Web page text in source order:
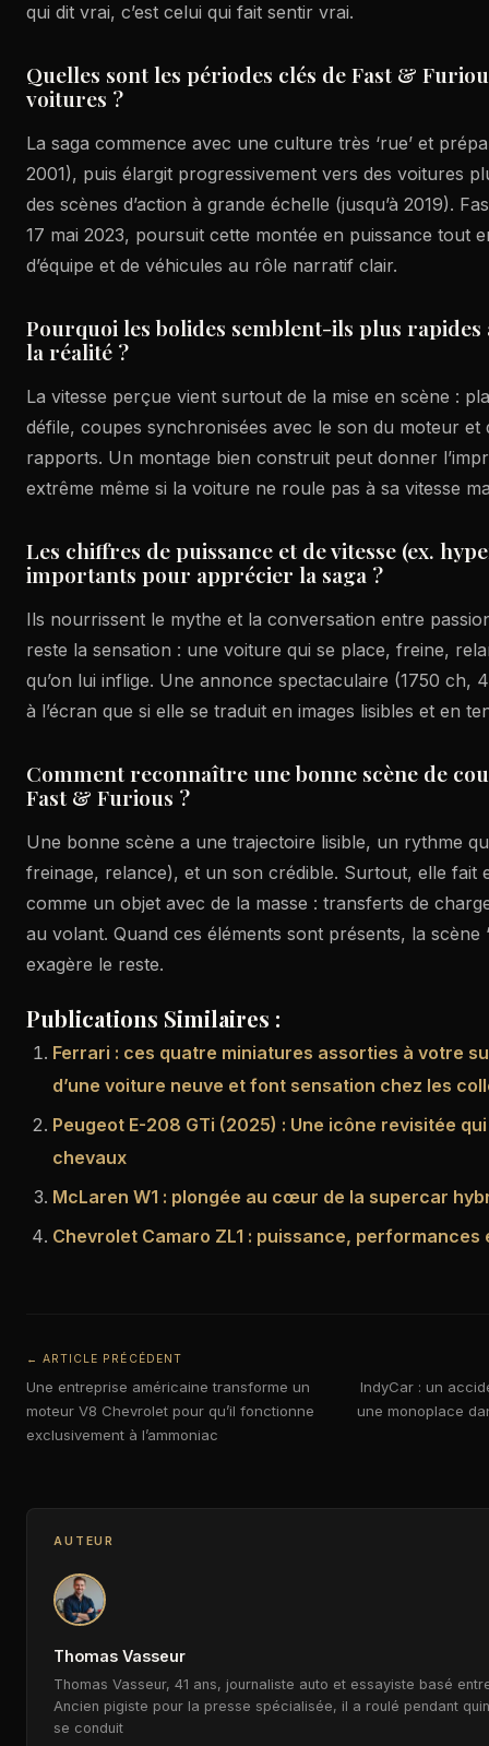
qui dit vrai, c’est celui qui fait sentir vrai.
Quelles sont les périodes clés de Fast &
voitures ?
La saga commence avec une culture très ‘rue’ et
2001), puis élargit progressivement vers des voitures
des scènes d’action à grande échelle (jusqu’à 2019).
17 mai 2023, poursuit cette montée en puissance tout
d’équipe et de véhicules au rôle narratif clair.
Pourquoi les bolides semblent-ils plus rapides
la réalité ?
La vitesse perçue vient surtout de la mise en scène :
défile, coupes synchronisées avec le son du moteur et
rapports. Un montage bien construit peut donner
extrême même si la voiture ne roule pas à sa vitesse
Les chiffres de puissance et de vitesse (ex.
importants pour apprécier la saga ?
Ils nourrissent le mythe et la conversation entre
reste la sensation : une voiture qui se place, freine,
qu’on lui inflige. Une annonce spectaculaire (1750 ch,
à l’écran que si elle se traduit en images lisibles et en
Comment reconnaître une bonne scène de
Fast & Furious ?
Une bonne scène a une trajectoire lisible, un rythme
freinage, relance), et un son crédible. Surtout, elle fait
comme un objet avec de la masse : transferts de
au volant. Quand ces éléments sont présents, la scène
exagère le reste.
Publications Similaires :
Ferrari : ces quatre miniatures assorties à votre
d’une voiture neuve et font sensation chez les
Peugeot E-208 GTi (2025) : Une icône revisitée
chevaux
McLaren W1 : plongée au cœur de la supercar
Chevrolet Camaro ZL1 : puissance,
← ARTICLE PRÉCÉDENT
Une entreprise américaine transforme un
moteur V8 Chevrolet pour qu’il fonctionne
exclusivement à l’ammoniac
IndyCar : un
une monoplace
AUTEUR
Thomas Vasseur
Thomas Vasseur, 41 ans, journaliste auto et essayiste basé
Ancien pigiste pour la presse spécialisée, il a roulé pendant
se conduit